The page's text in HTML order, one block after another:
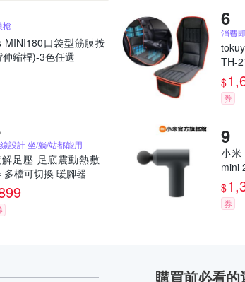
槍
MINI180口袋型筋膜按
縮桿)-3色任選
消費
TH-
競)
$
券
設計 坐/躺/站都能用
足壓 足底震動熱敷
多檔可切換 暖腳器
小米
mini
$
券
購買前必看